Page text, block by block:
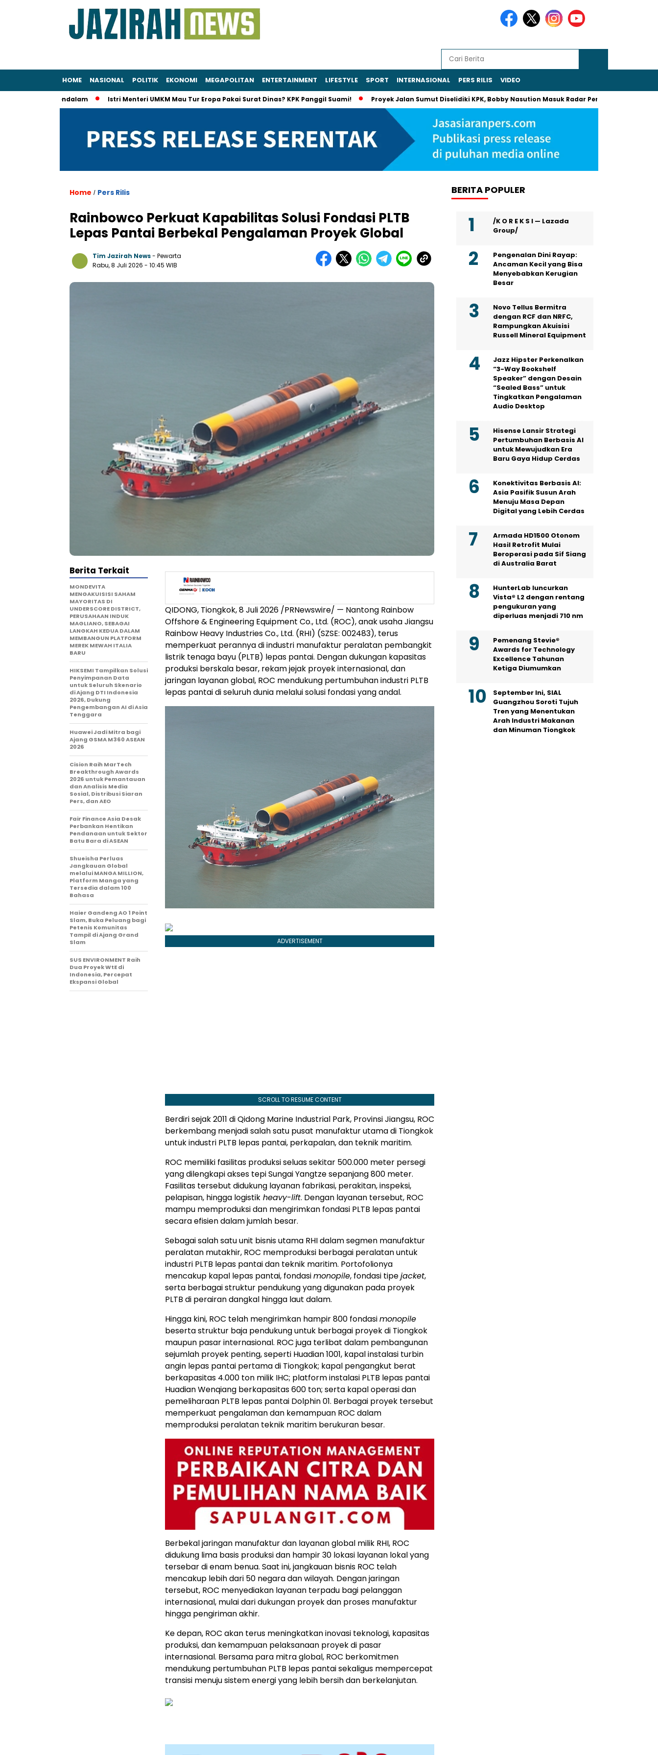
HOME NASIONAL POLITIK EKONOMI MEGAPOLITAN ENTERTAINMENT LIFESTYLE SPORT INTERNASIONAL PERS RILIS VIDEO
Istri Menteri UMKM Mau Tur Eropa Pakai Surat Dinas? KPK Panggil Suami! Proyek Jalan Sumut Diselidiki KPK, Bobby Nasution Masuk Radar Pemeriksaan
Home / Pers Rilis
Rainbowco Perkuat Kapabilitas Solusi Fondasi PLTB
Lepas Pantai Berbekal Pengalaman Proyek Global
Tim Jazirah News- Pewarta
Rabu, 8 Juli 2026 - 10:45 WIB
QIDONG, Tiongkok, 8 Juli 2026 /PRNewswire/ — Nantong Rainbow
Offshore & Engineering Equipment Co., Ltd. (ROC), anak usaha Jiangsu
Rainbow Heavy Industries Co., Ltd. (RHI) (SZSE: 002483), terus
memperkuat perannya di industri manufaktur peralatan pembangkit
listrik tenaga bayu (PLTB) lepas pantai. Dengan dukungan kapasitas
produksi berskala besar, rekam jejak proyek internasional, dan
jaringan layanan global, ROC mendukung pertumbuhan industri PLTB
lepas pantai di seluruh dunia melalui solusi fondasi yang andal.
ADVERTISEMENT
SCROLL TO RESUME CONTENT
Berdiri sejak 2011 di Qidong Marine Industrial Park, Provinsi Jiangsu, ROC
berkembang menjadi salah satu pusat manufaktur utama di Tiongkok
untuk industri PLTB lepas pantai, perkapalan, dan teknik maritim.
ROC memiliki fasilitas produksi seluas sekitar 500.000 meter persegi
yang dilengkapi akses tepi Sungai Yangtze sepanjang 800 meter.
Fasilitas tersebut didukung layanan fabrikasi, perakitan, inspeksi,
pelapisan, hingga logistik heavy-lift. Dengan layanan tersebut, ROC
mampu memproduksi dan mengirimkan fondasi PLTB lepas pantai
secara efisien dalam jumlah besar.
Sebagai salah satu unit bisnis utama RHI dalam segmen manufaktur
peralatan mutakhir, ROC memproduksi berbagai peralatan untuk
industri PLTB lepas pantai dan teknik maritim. Portofolionya
mencakup kapal lepas pantai, fondasimonopile, fondasi tipejacket,
serta berbagai struktur pendukung yang digunakan pada proyek
PLTB di perairan dangkal hingga laut dalam.
Hingga kini, ROC telah mengirimkan hampir 800 fondasimonopile
beserta struktur baja pendukung untuk berbagai proyek di Tiongkok
maupun pasar internasional. ROC juga terlibat dalam pembangunan
sejumlah proyek penting, seperti Huadian 1001, kapal instalasi turbin
angin lepas pantai pertama di Tiongkok; kapal pengangkut berat
berkapasitas 4.000 ton milik IHC; platform instalasi PLTB lepas pantai
Huadian Wenqiang berkapasitas 600 ton; serta kapal operasi dan
pemeliharaan PLTB lepas pantai Dolphin 01. Berbagai proyek tersebut
memperkuat pengalaman dan kemampuan ROC dalam
memproduksi peralatan teknik maritim berukuran besar.
Berbekal jaringan manufaktur dan layanan global milik RHI, ROC
didukung lima basis produksi dan hampir 30 lokasi layanan lokal yang
tersebar di enam benua. Saat ini, jangkauan bisnis ROC telah
mencakup lebih dari 50 negara dan wilayah. Dengan jaringan
tersebut, ROC menyediakan layanan terpadu bagi pelanggan
internasional, mulai dari dukungan proyek dan proses manufaktur
hingga pengiriman akhir.
Ke depan, ROC akan terus meningkatkan inovasi teknologi, kapasitas
produksi, dan kemampuan pelaksanaan proyek di pasar
internasional. Bersama para mitra global, ROC berkomitmen
mendukung pertumbuhan PLTB lepas pantai sekaligus mempercepat
transisi menuju sistem energi yang lebih bersih dan berkelanjutan.
Berita Terkait
MONDEVITA
MENGAKUISISI SAHAM
MAYORITAS DI
UNDERSCORE DISTRICT,
PERUSAHAAN INDUK
MAGLIANO, SEBAGAI
LANGKAH KEDUA DALAM
MEMBANGUN PLATFORM
MEREK MEWAH ITALIA
BARU
HIKSEMI Tampilkan Solusi
Penyimpanan Data
untuk Seluruh Skenario
di Ajang DTI Indonesia
2026, Dukung
Pengembangan AI di Asia
Tenggara
Huawei Jadi Mitra bagi
Ajang GSMA M360 ASEAN
2026
Cision Raih MarTech
Breakthrough Awards
2026 untuk Pemantauan
dan Analisis Media
Sosial, Distribusi Siaran
Pers, dan AEO
Fair Finance Asia Desak
Perbankan Hentikan
Pendanaan untuk Sektor
Batu Bara di ASEAN
Shueisha Perluas
Jangkauan Global
melalui MANGA MILLION,
Platform Manga yang
Tersedia dalam 100
Bahasa
Haier Gandeng AO 1 Point
Slam, Buka Peluang bagi
Petenis Komunitas
Tampil di Ajang Grand
Slam
SUS ENVIRONMENT Raih
Dua Proyek WtE di
Indonesia, Percepat
Ekspansi Global
BERITA POPULER
/K O R E K S I — Lazada
Group/
Pengenalan Dini Rayap:
Ancaman Kecil yang Bisa
Menyebabkan Kerugian
Besar
Novo Tellus Bermitra
dengan RCF dan NRFC,
Rampungkan Akuisisi
Russell Mineral Equipment
Jazz Hipster Perkenalkan
“3-Way Bookshelf
Speaker” dengan Desain
“Sealed Bass” untuk
Tingkatkan Pengalaman
Audio Desktop
Hisense Lansir Strategi
Pertumbuhan Berbasis AI
untuk Mewujudkan Era
Baru Gaya Hidup Cerdas
Konektivitas Berbasis AI:
Asia Pasifik Susun Arah
Menuju Masa Depan
Digital yang Lebih Cerdas
Armada HD1500 Otonom
Hasil Retrofit Mulai
Beroperasi pada Sif Siang
di Australia Barat
HunterLab luncurkan
Vista® L2 dengan rentang
pengukuran yang
diperluas menjadi 710 nm
Pemenang Stevie®
Awards for Technology
Excellence Tahunan
Ketiga Diumumkan
September Ini, SIAL
Guangzhou Soroti Tujuh
Tren yang Menentukan
Arah Industri Makanan
dan Minuman Tiongkok